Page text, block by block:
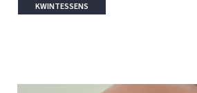
KWINTESSENS